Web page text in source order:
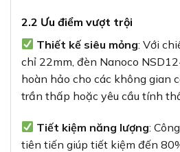
2.2 Ưu điểm vượt trội
Thiết kế siêu mỏng: Với
chỉ 22mm, đèn Nanoco
hoàn hảo cho các không gian
trần thấp hoặc yêu cầu tính
Tiết kiệm năng lượng:
tiên tiến giúp tiết kiệm đến